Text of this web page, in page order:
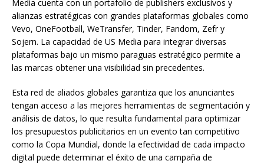
Media cuenta con un portafolio de publishers exclusivos y
alianzas estratégicas con grandes plataformas globales como
Vevo, OneFootball, WeTransfer, Tinder, Fandom, Zefr y
Sojern. La capacidad de US Media para integrar diversas
plataformas bajo un mismo paraguas estratégico permite a
las marcas obtener una visibilidad sin precedentes.
Esta red de aliados globales garantiza que los anunciantes
tengan acceso a las mejores herramientas de segmentación y
análisis de datos, lo que resulta fundamental para optimizar
los presupuestos publicitarios en un evento tan competitivo
como la Copa Mundial, donde la efectividad de cada impacto
digital puede determinar el éxito de una campaña de